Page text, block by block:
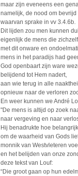
maar zijn eveneens een
namelijk, de nood om
waarvan sprake in vv 3.4.6b.
Dit lijden zou men kunnen
eigenlijk de mens die
met dit onware en
mens in het paradijs had
God openbaart zijn ware
belijdend tot Hem nadert,
aan wie terug in alle
opnieuw naar de verloren
En weer kunnen we André
"De mens is altijd op zoek
naar vergeving en naar
Hij benadrukte hoe
om de waarheid van Gods
monnik van Westvleteren
en het belijden van onze
deze tekst van Louf:
“Die groot gaan op hun